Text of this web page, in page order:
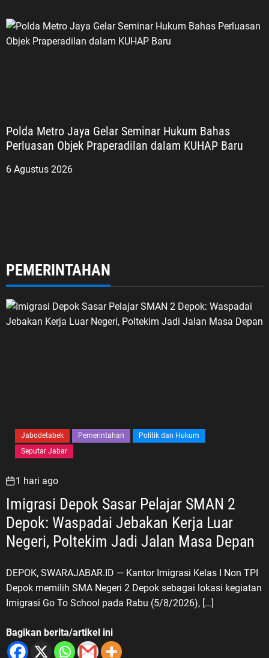
Polda Metro Jaya Gelar Seminar Hukum Bahas
Perluasan Objek Praperadilan dalam KUHAP Baru
6 Agustus 2026
PEMERINTAHAN
Jabodetabek Pemerintahan
Politik dan Hukum
Seputar Jabar
1 hari ago
Imigrasi Depok Sasar Pelajar SMAN 2
Depok: Waspadai Jebakan Kerja Luar
DEPOK, SWARAJABAR.ID — Kantor Imigrasi Kelas I Non TPI
Depok memilih SMA Negeri 2 Depok sebagai lokasi kegiatan
Imigrasi Go To School pada Rabu (5/8/2026), […]
Bagikan berita/artikel ini